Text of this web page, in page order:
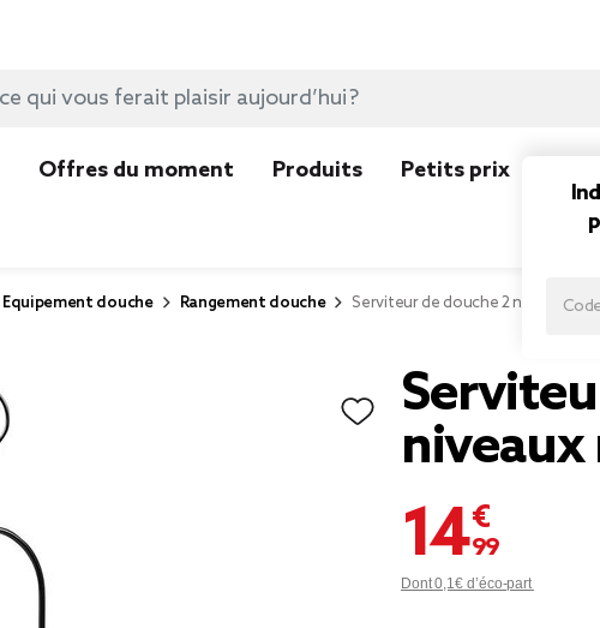
Offres du moment Produits Petits prix
Equipement douche Rangement douche Serviteur de douche 2 niveaux
14,99 €
Dont 0,1€ d’éco-part